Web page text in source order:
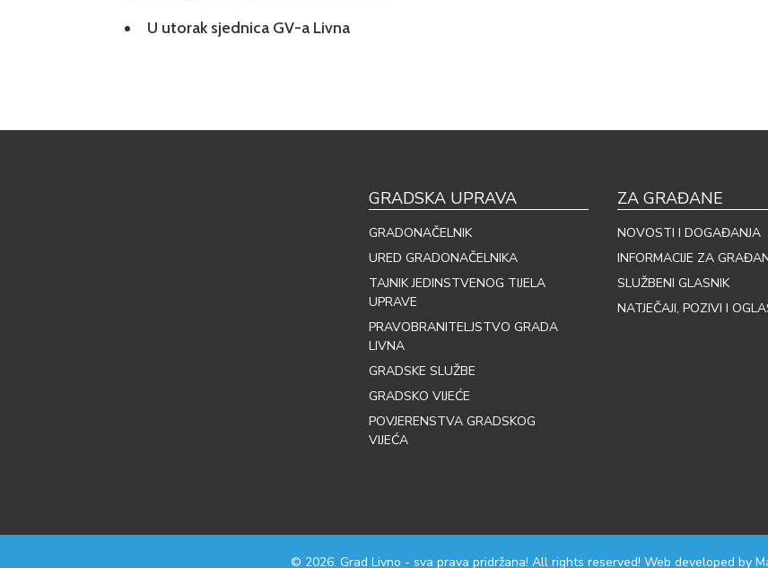
U utorak sjednica GV-a Livna
GRADSKA UPRAVA
GRADONAČELNIK
URED GRADONAČELNIKA
TAJNIK JEDINSTVENOG TIJELA
UPRAVE
PRAVOBRANITELJSTVO GRADA
LIVNA
GRADSKE SLUŽBE
GRADSKO VIJEĆE
POVJERENSTVA GRADSKOG
VIJEĆA
ZA GRAĐANE
NOVOSTI I DOGAĐANJA
INFORMACIJE ZA
SLUŽBENI GLASNIK
NATJEČAJI, POZIVI I
© 2026. Grad Livno - sva prava pridržana! All rights reserved! Web developed by